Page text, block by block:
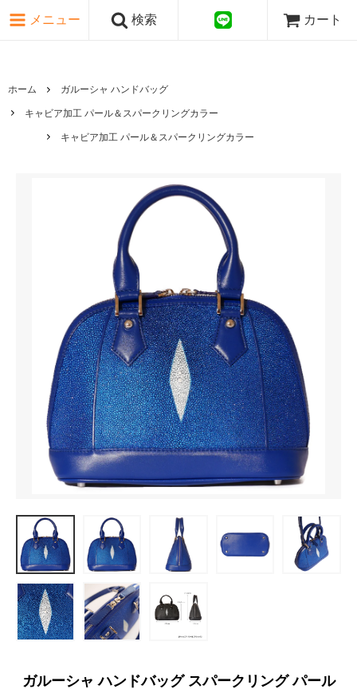
メニュー 検索 カート
ホーム ガルーシャ ハンドバッグ
キャビア加工 パール＆スパークリングカラー
キャビア加工 パール＆スパークリングカラー
ガルーシャ ハンドバッグ スパークリング パール
ピンク・レッド系
ゴールド・シルバー系
日本伝文様シリーズ